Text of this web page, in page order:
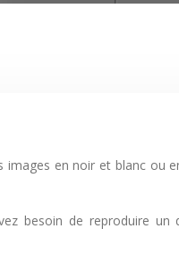
en noir et blanc ou
besoin de reproduire